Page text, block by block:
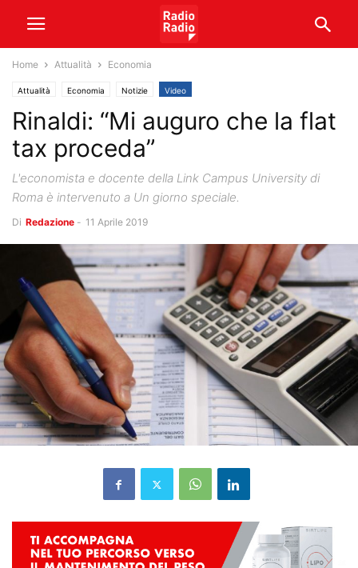
Home Attualità Economia
Attualità Economia Notizie Video
Rinaldi: “Mi auguro che la flat
tax proceda”
L'economista e docente della Link Campus University di
Roma è intervenuto a Un giorno speciale.
Di Redazione - 11 Aprile 2019